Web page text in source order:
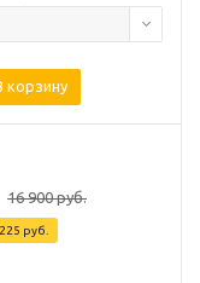
корзину
16 900руб.
руб.